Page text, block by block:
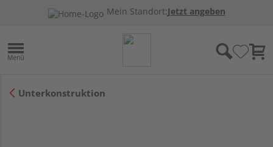
Mein Standort:Jetzt angeben
Unterkonstruktion